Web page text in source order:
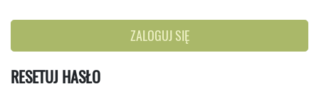
ZALOGUJ SIĘ
RESETUJ HASŁO